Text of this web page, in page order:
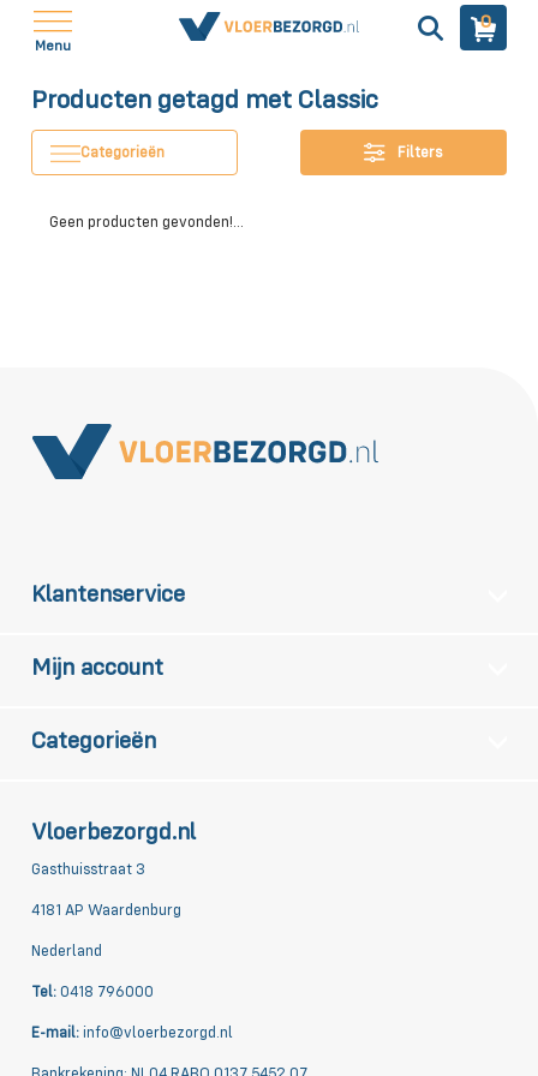
Menu
0
Producten getagd met Classic
Categorieën Filters
Geen producten gevonden!...
Vloerbezorgd.nl
Gasthuisstraat 3
4181 AP Waardenburg
Nederland
Tel: 0418 796000
E-mail: info@vloerbezorgd.nl
Klantenservice
Mijn account
Categorieën